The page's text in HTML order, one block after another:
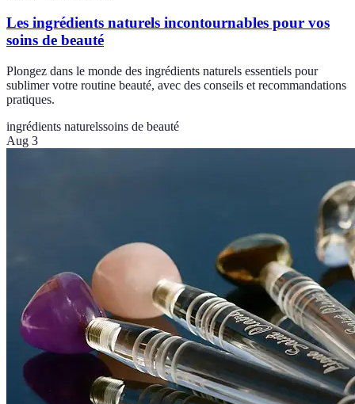
Les ingrédients naturels incontournables pour vos
soins de beauté
Plongez dans le monde des ingrédients naturels essentiels pour
sublimer votre routine beauté, avec des conseils et recommandations
pratiques.
ingrédients naturelssoins de beauté
Aug 3